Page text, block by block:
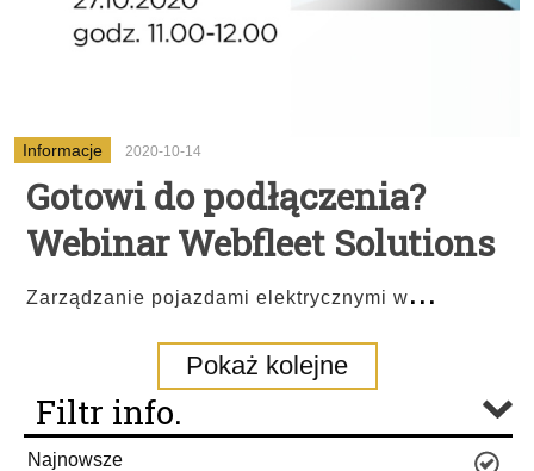
Informacje 2020-10-14
Gotowi do podłączenia?
Webinar Webfleet Solutions
Zarządzanie pojazdami elektrycznymi w...
Pokaż kolejne
Filtr info.
Najnowsze